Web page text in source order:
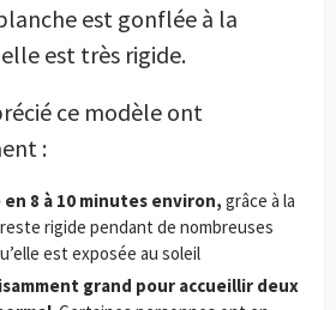
est gonflée à la
est très rigide.
ce modèle ont
:
8 à 10 minutes environ, grâce à la
rigide pendant de nombreuses
est exposée au soleil
grand pour accueillir deux